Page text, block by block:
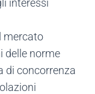
interessi
mercato
delle norme
di concorrenza